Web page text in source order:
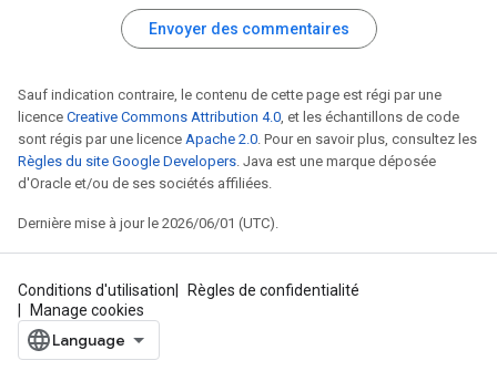
Envoyer des commentaires
Sauf indication contraire, le contenu de cette page est régi par une
licence Creative Commons Attribution 4.0 , et les échantillons de code
sont régis par une licence Apache 2.0 . Pour en savoir plus, consultez les
Règles du site Google Developers . Java est une marque déposée
d'Oracle et/ou de ses sociétés affiliées.
Dernière mise à jour le 2026/06/01 (UTC).
Conditions d'utilisation
Règles de confidentialité
Manage cookies